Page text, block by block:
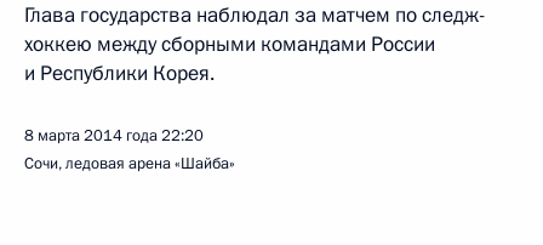
Глава государства наблюдал за матчем по следж-
хоккею между сборными командами России
и Республики Корея.
8 марта 2014 года22:20
Сочи, ледовая арена «Шайба»